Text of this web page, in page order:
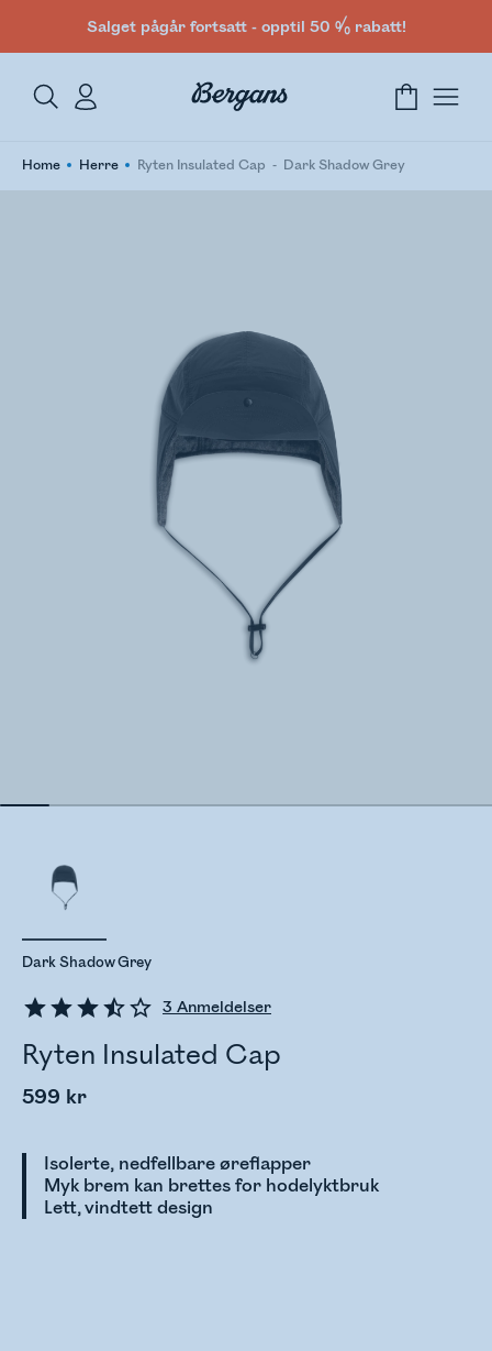
Salget pågår fortsatt - opptil 50 % rabatt!
Home Herre Ryten Insulated Cap Dark Shadow Grey
3 Anmeldelser
Ryten Insulated Cap
599 kr
Isolerte, nedfellbare øreflapper
Myk brem kan brettes for hodelyktbruk
Lett, vindtett design
Dark Shadow Grey